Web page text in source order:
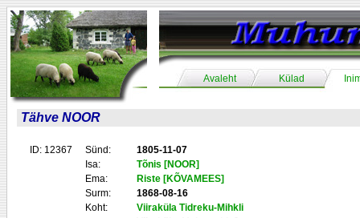
Avaleht Külad
Tähve NOOR
ID: 12367 Sünd:
1805-11-07
Isa:
Tõnis [NOOR]
Ema:
Riste [KÕVAMEES]
Surm:
1868-08-16
Koht:
Viiraküla Tidreku-Mihkli